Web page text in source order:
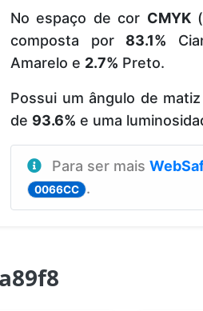
No espaço de cor CMYK
composta por 83.1%
Amarelo e 2.7% Preto.
Possui um ângulo de
de 93.6% e uma
Para ser mais
0066CC .